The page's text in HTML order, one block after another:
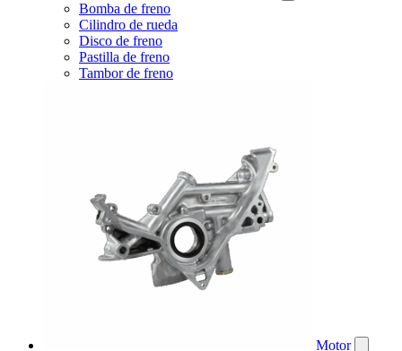
Bomba de freno
Cilindro de rueda
Disco de freno
Pastilla de freno
Tambor de freno
Motor